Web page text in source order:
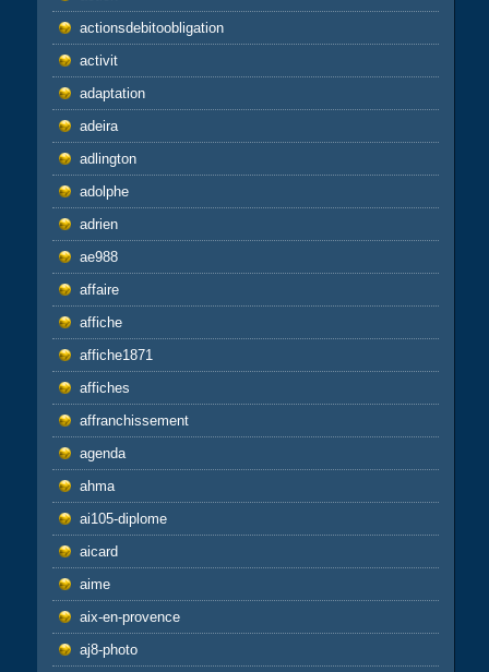
actionsdebitoobligation
activit
adaptation
adeira
adlington
adolphe
adrien
ae988
affaire
affiche
affiche1871
affiches
affranchissement
agenda
ahma
ai105-diplome
aicard
aime
aix-en-provence
aj8-photo